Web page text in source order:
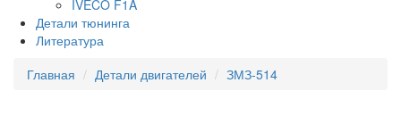
IVECO F1A
Детали тюнинга
Литература
Главная
Детали двигателей ЗМЗ-514